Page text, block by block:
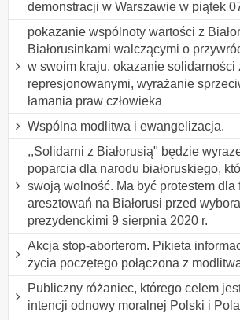
demonstracji w Warszawie w piątek
pokazanie wspólnoty wartości z
Białorusinkami walczącymi o
w swoim kraju, okazanie solidarności
represjonowanymi, wyrażanie
łamania praw człowieka
Wspólna modlitwa i ewangelizacja.
,,Solidarni z Białorusią" będzie
poparcia dla narodu białoruskiego,
swoją wolność. Ma być protestem dla
aresztowań na Białorusi przed
prezydenckimi 9 sierpnia 2020 r.
Akcja stop-aborterom. Pikieta
życia poczętego połączona z
Publiczny różaniec, którego celem
intencji odnowy moralnej Polski i